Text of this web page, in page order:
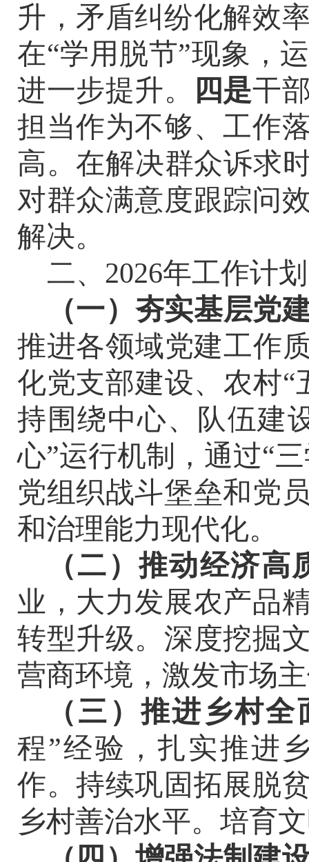
升，矛盾纠纷化解效
在“学用脱节”现象，
进一步提升。
四是干
担当作为不够、工作
高。在解决群众诉求
对群众满意度跟踪问
解决。
二、 2026年工作计划
（一） 夯实基层党
推进各领域党建工作
化党支部建设、农村“
持围绕中心、队伍建
心”运行机制，通过“
党组织战斗堡垒和党
和治理能力现代化。
（二）推动经济高
业，大力发展农产品
转型升级。深度挖掘
营商环境，激发市场
（三 ）推进乡村
程”经验，扎实推进
作。持续巩固拓展脱
乡村善治水平。培育